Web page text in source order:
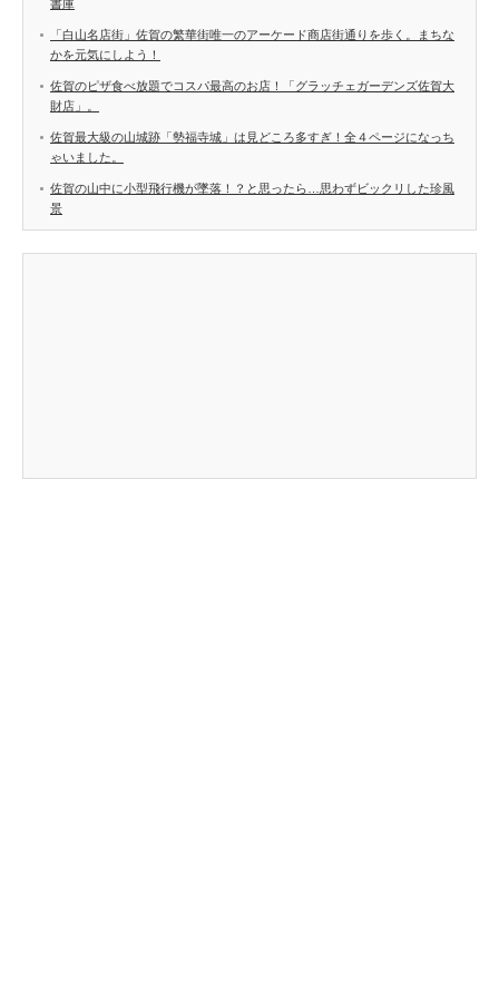
書庫
「白山名店街」佐賀の繁華街唯一のアーケード商店街通りを歩く。まちな
かを元気にしよう！
佐賀のピザ食べ放題でコスパ最高のお店！「グラッチェガーデンズ佐賀大
財店」。
佐賀最大級の山城跡「勢福寺城」は見どころ多すぎ！全４ページになっち
ゃいました。
佐賀の山中に小型飛行機が墜落！？と思ったら…思わずビックリした珍風
景